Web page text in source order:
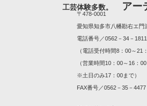
工芸体験多数。 アー
〒478-0001
愛知県知多市八幡勘右エ門
電話番号／0562－34－1811
（電話受付時間8：00～21
（営業時間10：00～16：00
※土日のみ17：00まで）
FAX番号／0562－35－4477